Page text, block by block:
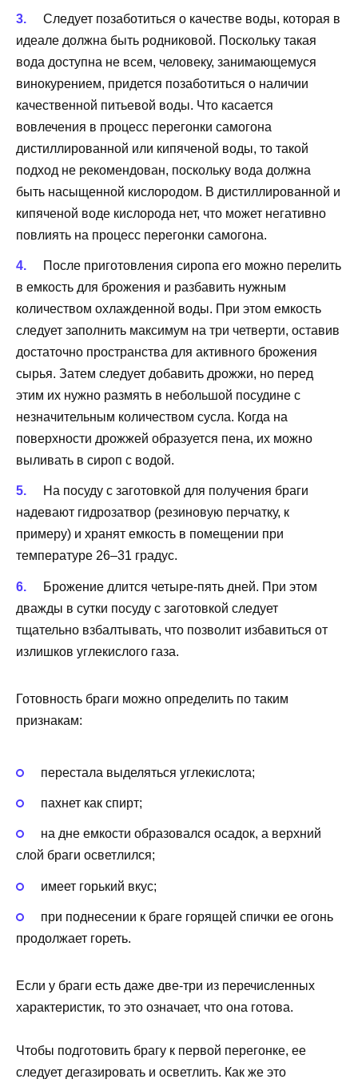
Следует позаботиться о качестве воды, которая в
идеале должна быть родниковой. Поскольку такая
вода доступна не всем, человеку, занимающемуся
винокурением, придется позаботиться о наличии
качественной питьевой воды. Что касается
вовлечения в процесс перегонки самогона
дистиллированной или кипяченой воды, то такой
подход не рекомендован, поскольку вода должна
быть насыщенной кислородом. В дистиллированной и
кипяченой воде кислорода нет, что может негативно
повлиять на процесс перегонки самогона.
После приготовления сиропа его можно перелить
в емкость для брожения и разбавить нужным
количеством охлажденной воды. При этом емкость
следует заполнить максимум на три четверти, оставив
достаточно пространства для активного брожения
сырья. Затем следует добавить дрожжи, но перед
этим их нужно размять в небольшой посудине с
незначительным количеством сусла. Когда на
поверхности дрожжей образуется пена, их можно
выливать в сироп с водой.
На посуду с заготовкой для получения браги
надевают гидрозатвор (резиновую перчатку, к
примеру) и хранят емкость в помещении при
температуре 26–31 градус.
Брожение длится четыре-пять дней. При этом
дважды в сутки посуду с заготовкой следует
тщательно взбалтывать, что позволит избавиться от
излишков углекислого газа.
Готовность браги можно определить по таким
признакам:
перестала выделяться углекислота;
пахнет как спирт;
на дне емкости образовался осадок, а верхний
слой браги осветлился;
имеет горький вкус;
при поднесении к браге горящей спички ее огонь
продолжает гореть.
Если у браги есть даже две-три из перечисленных
характеристик, то это означает, что она готова.
Чтобы подготовить брагу к первой перегонке, ее
следует дегазировать и осветлить. Как же это